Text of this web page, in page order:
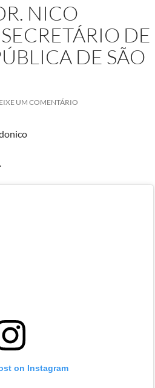
NICO
DE
DE SÃO
UM COMENTÁRIO
on Instagram